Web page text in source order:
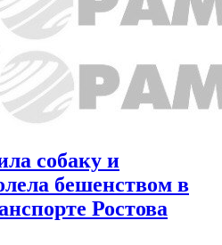
собаку и
бешенством в
Ростова